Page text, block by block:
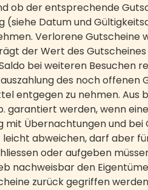
ob der entsprechende
Datum und
Verlorene
der Wert des
bei weiteren Besuchen
des noch
entgegen zu nehmen. Aus
werden, wenn
Übernachtungen und
abweichen, darf aber
oder aufgeben
nachweisbar den
zurück gegriffen